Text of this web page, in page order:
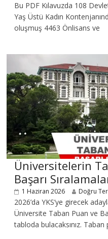
Bu PDF Kılavuzda 108
Yaş Üstü Kadın
oluşmuş 4463 Önlisans ve
Üniversitelerin
Başarı
1 Haziran 2026 Doğru
2026’da YKS’ye girecek
Üniversite Taban Puan ve
tabloda bulacaksınız.